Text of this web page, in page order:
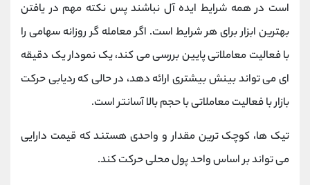
است در همه شرایط ایده آل نباشند پس نکته مهم در یافتن
بهترین ابزار برای هر شرایط است. اگر معامله گر روزانه سهامی را
با فعالیت معاملاتی پایین بررسی می کند، یک نمودار یک دقیقه
ای می تواند بینش بیشتری ارائه دهد، در حالی که ردیابی حرکت
بازار با فعالیت معاملاتی با حجم بالا آسانتر است.
تیک ها، کوچک ترین مقدار و واحدی هستند که قیمت دارایی
می تواند بر اساس واحد پول محلی حرکت کند.